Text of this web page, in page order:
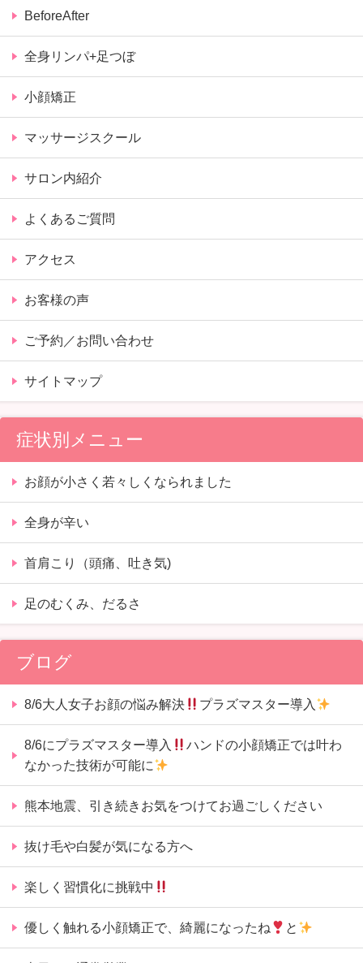
BeforeAfter
全身リンパ+足つぼ
小顔矯正
マッサージスクール
サロン内紹介
よくあるご質問
アクセス
お客様の声
ご予約／お問い合わせ
サイトマップ
症状別メニュー
お顔が小さく若々しくなられました
全身が辛い
首肩こり（頭痛、吐き気)
足のむくみ、だるさ
ブログ
8/6大人女子お顔の悩み解決 プラズマスター導入
8/6にプラズマスター導入
ハンドの小顔矯正では叶わ
なかった技術が可能に
熊本地震、引き続きお気をつけてお過ごしください
抜け毛や白髪が気になる方へ
楽しく習慣化に挑戦中
優しく触れる小顔矯正で、綺麗になったね と